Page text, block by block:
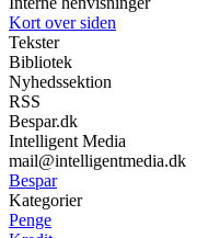
Kort over siden
Tekster
Bibliotek
Nyhedssektion
RSS
Bespar.dk
Intelligent Media
mail@intelligentmedia.dk
Bespar
Kategorier
Penge